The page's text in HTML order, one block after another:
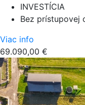
INVESTÍCIA
Bez prístupovej
Viac info
69.090,00 €